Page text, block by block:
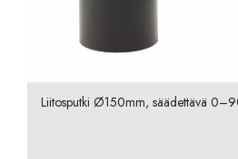
Liitosputki Ø150mm, säädettävä